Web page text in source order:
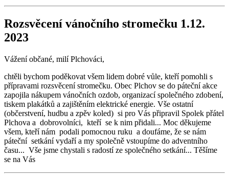
Rozsvěcení vánočního stromečku 1.12.
2023
Vážení občané, milí Plchováci,
chtěli bychom poděkovat všem lidem dobré vůle, kteří pomohli s
přípravami rozsvěcení stromečku. Obec Plchov se do páteční akce
zapojila nákupem vánočních ozdob, organizací společného zdobení,
tiskem plakátků a zajištěním elektrické energie. Vše ostatní
(občerstvení, hudbu a zpěv koled) si pro Vás připravil Spolek přátel
Plchova a dobrovolníci, kteří se k nim přidali... Moc děkujeme
všem, kteří nám podali pomocnou ruku a doufáme, že se nám
páteční setkání vydaří a my společně vstoupíme do adventního
času... Vše jsme chystali s radostí ze společného setkání... Těšíme
se na Vás